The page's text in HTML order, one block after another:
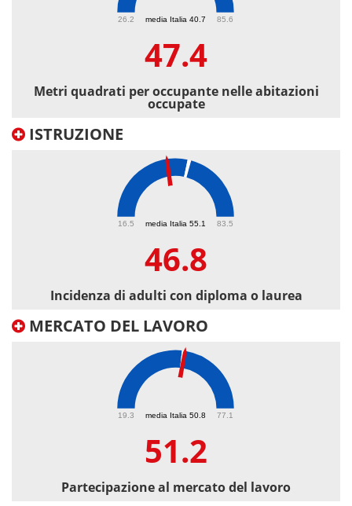
media Italia 40.7
26.2 85.6
47.4
Metri quadrati per occupante nelle abitazioni
occupate
ISTRUZIONE
media Italia 55.1
16.5 83.5
46.8
Incidenza di adulti con diploma o laurea
MERCATO DEL LAVORO
media Italia 50.8
19.3 77.1
51.2
Partecipazione al mercato del lavoro